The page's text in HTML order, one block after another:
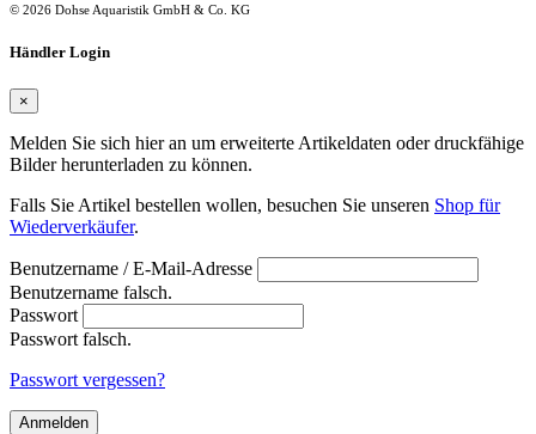
© 2026 Dohse Aquaristik GmbH & Co. KG
Händler Login
×
Melden Sie sich hier an um erweiterte Artikeldaten oder druckfähige
Bilder herunterladen zu können.
Falls Sie Artikel bestellen wollen, besuchen Sie unseren Shop für
Wiederverkäufer.
Benutzername / E-Mail-Adresse
Benutzername falsch.
Passwort
Passwort falsch.
Passwort vergessen?
Anmelden